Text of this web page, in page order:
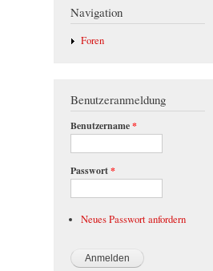
Navigation
Foren
Benutzeranmeldung
Benutzername*
Passwort*
Neues Passwort anfordern